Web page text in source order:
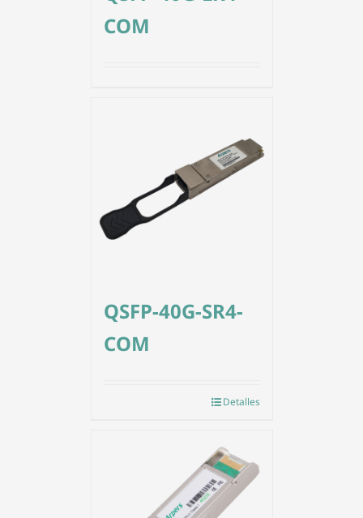
COM
QSFP-40G-SR4-
COM
Detalles